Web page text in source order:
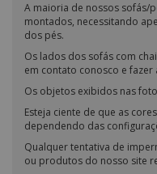
A maioria de nossos sofás/
montados, necessitando
dos pés.
Os lados dos sofás com
em contato conosco e fazer
Os objetos exibidos nas
Esteja ciente de que as
dependendo das
Qualquer tentativa de
ou produtos do nosso site